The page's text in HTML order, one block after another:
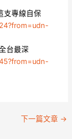
支專線自保
台最深
下一篇文章 →